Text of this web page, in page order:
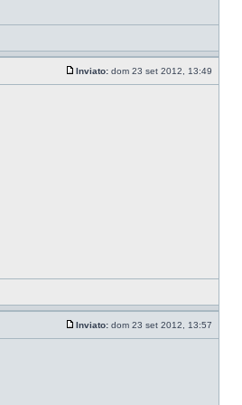
Inviato: dom 23 set 2012, 13:49
Inviato: dom 23 set 2012, 13:57